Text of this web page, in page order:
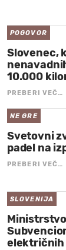
POGOVOR
Slovenec,
10.000
PREBERI VEČ…
NE GRE
Svetovni
padel na
PREBERI VEČ…
SLOVENIJA
električnih